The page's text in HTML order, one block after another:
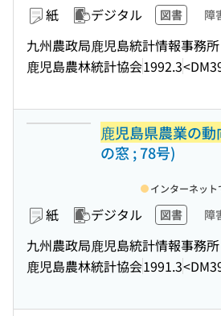
紙 デジタル 図書 障
九州農政局鹿児島統計情報事務
鹿児島農林統計協会1992.3
鹿児島県農業の動
の窓 ; 78号)
紙 デジタル 図書 障
九州農政局鹿児島統計情報事務
鹿児島農林統計協会1991.3
インターネット